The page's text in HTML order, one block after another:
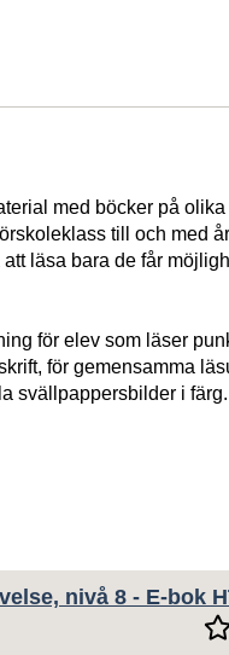
med böcker på olika
till och med
läsa bara de får
för elev som läser
för gemensamma
svällpappersbilder i färg.
nivå 8 - E-bok